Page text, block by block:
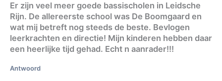
Er zijn veel meer goede bassischolen in Leidsche
Rijn. De allereerste school was De Boomgaard en
wat mij betreft nog steeds de beste. Bevlogen
leerkrachten en directie! Mijn kinderen hebben daar
een heerlijke tijd gehad. Echt n aanrader!!!
Antwoord